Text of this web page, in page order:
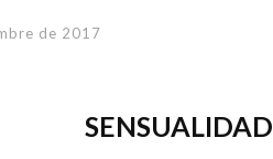
de 2017